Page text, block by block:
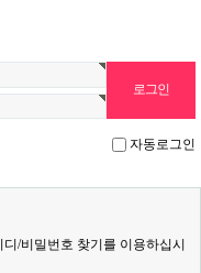
자동로그인
/비밀번호 찾기를 이용하십시